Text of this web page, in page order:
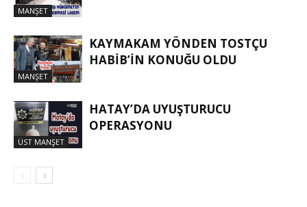
MANŞET
MANŞET
KAYMAKAM YÖNDEN TOSTÇU
HABIB’IN KONUĞU OLDU
ÜST MANŞET
HATAY’DA UYUŞTURUCU
OPERASYONU